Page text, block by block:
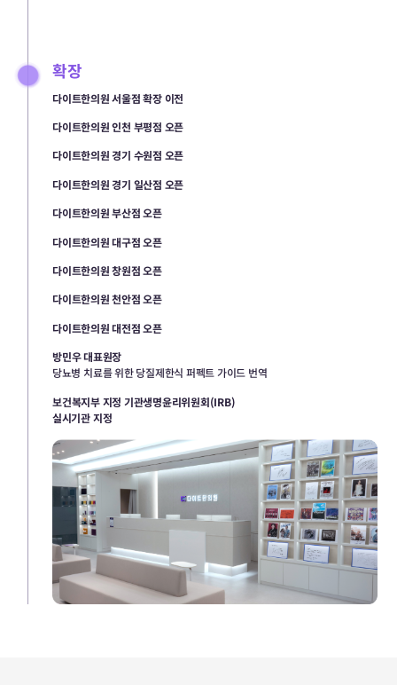
확장
다이트한의원 서울점 확장 이전
다이트한의원 인천 부평점 오픈
다이트한의원 경기 수원점 오픈
다이트한의원 경기 일산점 오픈
다이트한의원 부산점 오픈
다이트한의원 대구점 오픈
다이트한의원 창원점 오픈
다이트한의원 천안점 오픈
다이트한의원 대전점 오픈
방민우 대표원장
당뇨병 치료를 위한 당질제한식 퍼펙트 가이드 번역
보건복지부 지정 기관생명윤리위원회(IRB)
실시기관 지정